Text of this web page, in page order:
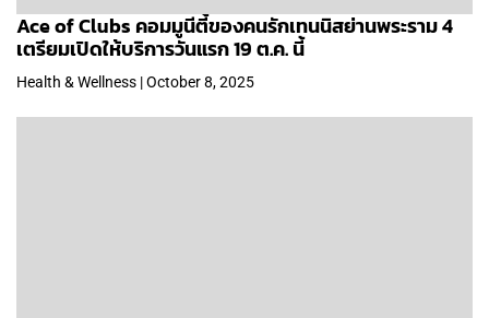
Ace of Clubs คอมมูนีตี้ของคนรักเทนนิสย่านพระราม 4
เตรียมเปิดให้บริการวันแรก 19 ต.ค. นี้
Health & Wellness | October 8, 2025